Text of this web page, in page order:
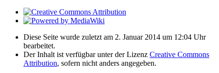
Diese Seite wurde zuletzt am 2. Januar 2014 um 12:04 Uhr
bearbeitet.
Der Inhalt ist verfügbar unter der Lizenz Creative Commons
Attribution, sofern nicht anders angegeben.